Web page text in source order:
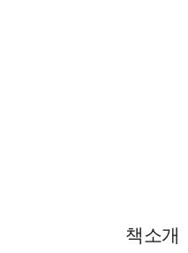
책소개